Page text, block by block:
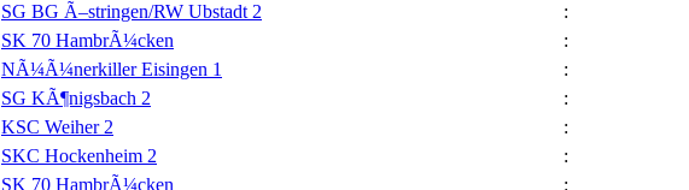
SG BG Ã–stringen/RW Ubstadt 2
:
SK 70 HambrÃ¼cken
:
NÃ¼Ã¼nerkiller Eisingen 1
:
SG KÃ¶nigsbach 2
:
KSC Weiher 2
:
SKC Hockenheim 2
:
SK 70 HambrÃ¼cken :